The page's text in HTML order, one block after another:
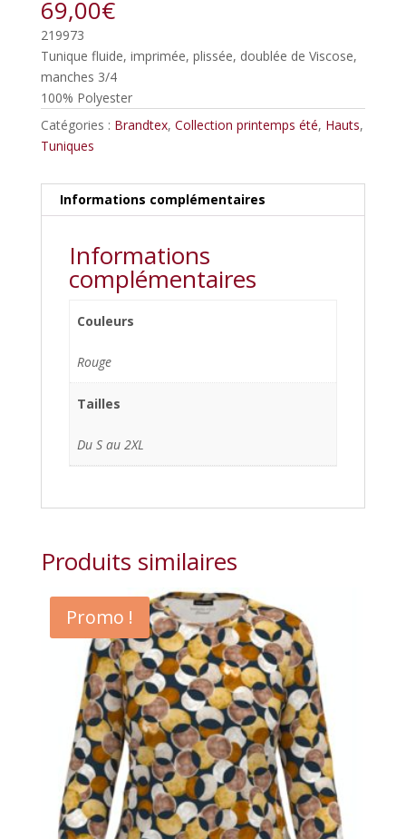
69,00€
219973
Tunique fluide, imprimée, plissée, doublée de Viscose,
manches 3/4
100% Polyester
Catégories : Brandtex, Collection printemps été, Hauts,
Tuniques
Informations complémentaires
Informations
complémentaires
Couleurs
Rouge
Tailles
Du S au 2XL
Produits similaires
Promo !